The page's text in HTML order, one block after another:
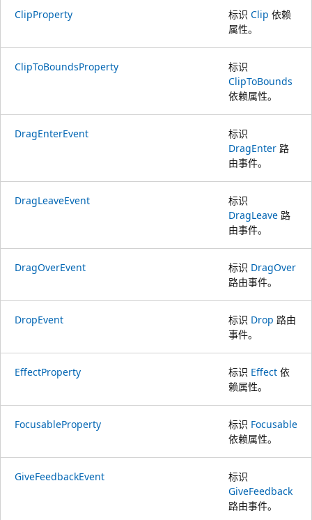
ClipProperty 标识 Clip 依赖
属性。
ClipToBoundsProperty
标识
ClipToBounds
依赖属性。
DragEnterEvent
标识
DragEnter 路
由事件。
DragLeaveEvent
标识
DragLeave 路
由事件。
DragOverEvent 标识 DragOver
路由事件。
DropEvent 标识 Drop 路由
事件。
EffectProperty 标识 Effect 依
赖属性。
FocusableProperty 标识 Focusable
依赖属性。
GiveFeedbackEvent
标识
GiveFeedback
路由事件。